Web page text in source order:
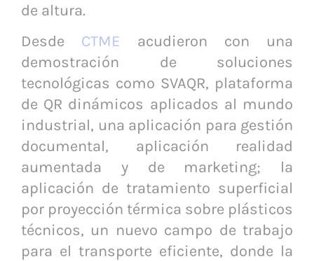
de altura.
Desde CTME acudieron con una
demostración de soluciones
tecnológicas como SVAQR, plataforma
de QR dinámicos aplicados al mundo
industrial, una aplicación para gestión
documental, aplicación realidad
aumentada y de marketing; la
aplicación de tratamiento superficial
por proyección térmica sobre plásticos
técnicos, un nuevo campo de trabajo
para el transporte eficiente, donde la